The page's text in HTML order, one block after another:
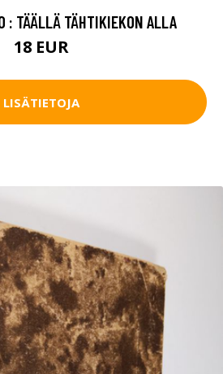
: TÄÄLLÄ TÄHTIKIEKON ALLA
18 EUR
LISÄTIETOJA